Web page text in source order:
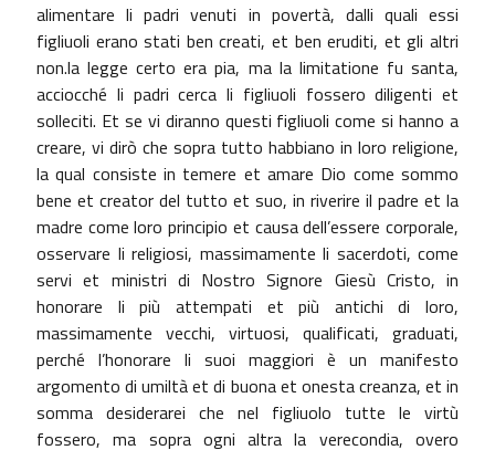
alimentare li padri venuti in povertà, dalli quali essi
figliuoli erano stati ben creati, et ben eruditi, et gli altri
non.la legge certo era pia, ma la limitatione fu santa,
acciocché li padri cerca li figliuoli fossero diligenti et
solleciti. Et se vi diranno questi figliuoli come si hanno a
creare, vi dirò che sopra tutto habbiano in loro religione,
la qual consiste in temere et amare Dio come sommo
bene et creator del tutto et suo, in riverire il padre et la
madre come loro principio et causa dell’essere corporale,
osservare li religiosi, massimamente li sacerdoti, come
servi et ministri di Nostro Signore Giesù Cristo, in
honorare li più attempati et più antichi di loro,
massimamente vecchi, virtuosi, qualificati, graduati,
perché l’honorare li suoi maggiori è un manifesto
argomento di umiltà et di buona et onesta creanza, et in
somma desiderarei che nel figliuolo tutte le virtù
fossero, ma sopra ogni altra la verecondia, overo